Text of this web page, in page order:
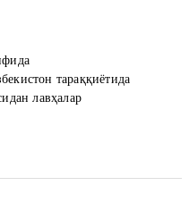
тараққиётида
лавҳалар